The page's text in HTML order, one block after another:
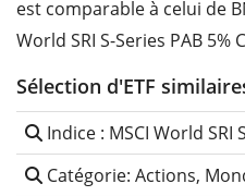
est comparable à celui de
World SRI S-Series PAB 5%
Sélection d'ETF
Indice : MSCI World SRI
Catégorie: Actions,